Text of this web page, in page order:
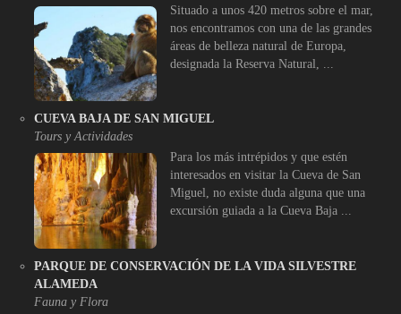
Situado a unos 420 metros sobre el mar,
nos encontramos con una de las grandes
áreas de belleza natural de Europa,
designada la Reserva Natural, ...
CUEVA BAJA DE SAN MIGUEL
Tours y Actividades
Para los más intrépidos y que estén
interesados en visitar la Cueva de San
Miguel, no existe duda alguna que una
excursión guiada a la Cueva Baja ...
PARQUE DE CONSERVACIÓN DE LA VIDA SILVESTRE
ALAMEDA
Fauna y Flora